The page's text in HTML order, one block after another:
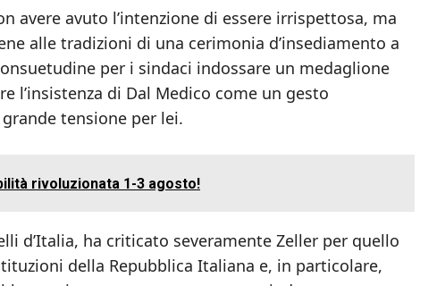
avere avuto l’intenzione di essere irrispettosa, ma
alle tradizioni di una cerimonia d’insediamento a
per i sindaci indossare un medaglione
l’insistenza di Dal Medico come un gesto
tensione per lei.
rivoluzionata 1-3 agosto!
d’Italia, ha criticato severamente Zeller per quello
della Repubblica Italiana e, in particolare,